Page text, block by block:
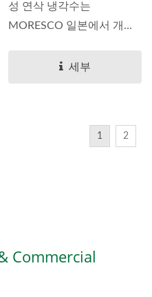
성 연삭 냉각수는
MORESCO 일본에서 개발
세부
1 2